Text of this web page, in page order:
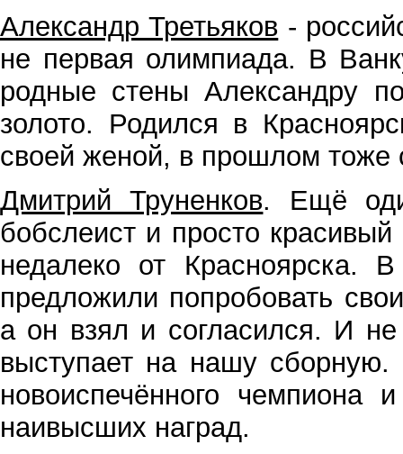
Александр Третьяков -
не первая олимпиада. В
родные стены Александру
золото. Родился в
своей женой, в прошлом тоже
Дмитрий Труненков. Ещё
бобслеист и просто
недалеко от Красноярска.
предложили попробовать
а он взял и согласился. И
выступает на нашу сборную.
новоиспечённого чемпиона
наивысших наград.